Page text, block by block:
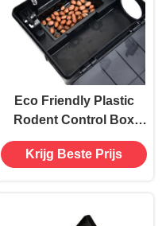
Eco Friendly Plastic
Rodent Control Box
voor Muis Bait Station
in Black Power Source-
Krijg Beste Prijs